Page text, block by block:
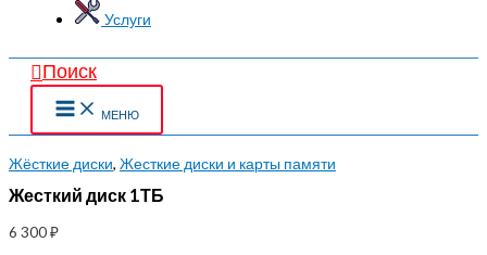
Услуги
Поиск
МЕНЮ
Жёсткие диски, Жесткие диски и карты памяти
Жесткий диск 1ТБ
6 300₽